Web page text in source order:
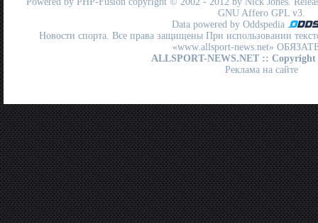
GNU Affero GPL v3.
Data powered by Oddspedia
Новости спорта. Все права защищены При использовании
«www.allsport-news.net»
ALLSPORT-NEWS.NET :: Copyright
Реклама на сайте